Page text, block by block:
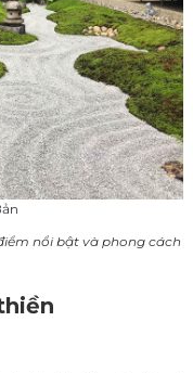
nổi bật và phong cách